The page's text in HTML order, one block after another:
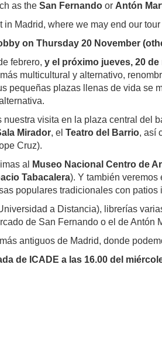
as the San Fernando or Antón
in Madrid, where we may end our
on Thursday 20 November
febrero, y el próximo jueves, 20
multicultural y alternativo,
pequeñas plazas llenas de vida se
nuestra visita en la plaza central del
Mirador, el Teatro del Barrio, así
Cruz).
al
Museo Nacional Centro de
Tabacalera). Y también veremos
populares tradicionales con
a Distancia), librerías
de San Fernando o el de Antón
antiguos de Madrid, donde
de ICADE a las 16.00 del